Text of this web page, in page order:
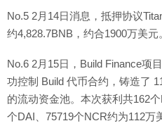
No.5 2月14日消息，抵押协议
约4,828.7BNB，约合1900万美元
No.6 2月15日，Build Finance项
功控制 Build 代币合约，铸造了
的流动资金池。本次获利共162
个DAI、75719个NCR约为112万